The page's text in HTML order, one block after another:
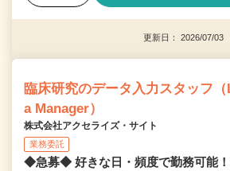
更新日： 2026/07/
臨床研究のデータ入力スタッフ
a Manager）
株式会社アクセライズ・サイト
業務委託
◆急募◆ 好きな日・頻度で勤務可能